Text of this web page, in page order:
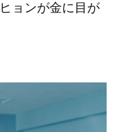
ョンが金に目が